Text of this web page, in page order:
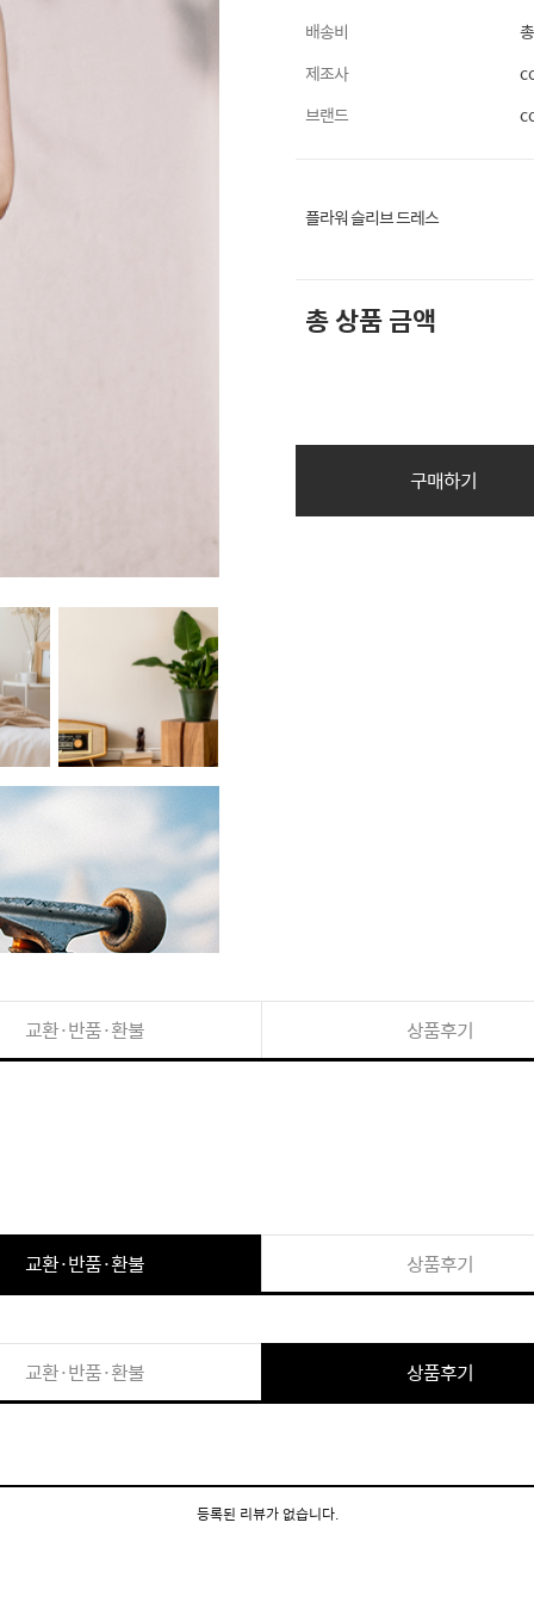
배송비
제조사
브랜드
플라워 슬리브 드레스
총 상품 금액
구매하기
교환·반품·환불 상품후기
교환·반품·환불 상품후기
교환·반품·환불 상품후기
등록된 리뷰가 없습니다.